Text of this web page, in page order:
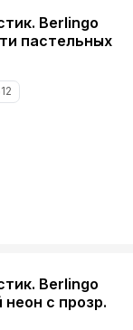
Berlingo
пастельных
Berlingo
с прозр.